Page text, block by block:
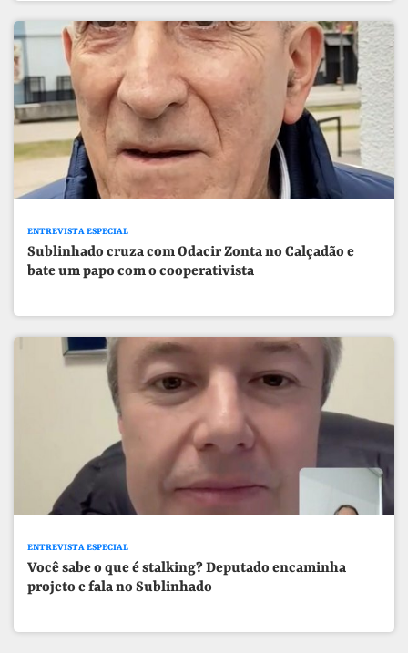
ENTREVISTA ESPECIAL
Sublinhado cruza com Odacir Zonta no Calçadão e
bate um papo com o cooperativista
ENTREVISTA ESPECIAL
Você sabe o que é stalking? Deputado encaminha
projeto e fala no Sublinhado